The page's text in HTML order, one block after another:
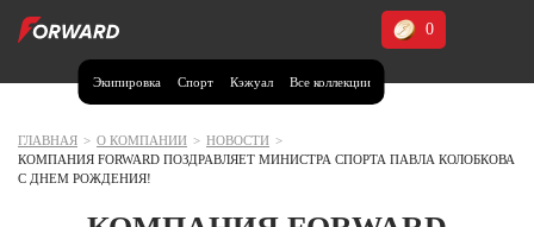
Экипировка Спорт Кэжуал Все коллекции
0
Москва и МО
Волгоградская область (1)
ГЛАВНАЯ > О КОМПАНИИ > НОВОСТИ >
КОМПАНИЯ FORWARD ПОЗДРАВЛЯЕТ МИНИСТРА СПОРТА ПАВЛА КОЛОБКОВА
С ДНЕМ РОЖДЕНИЯ!